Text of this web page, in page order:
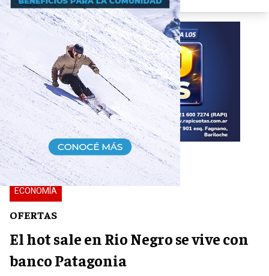
ECONOMÍA
OFERTAS
El hot sale en Rio Negro se vive con
banco Patagonia